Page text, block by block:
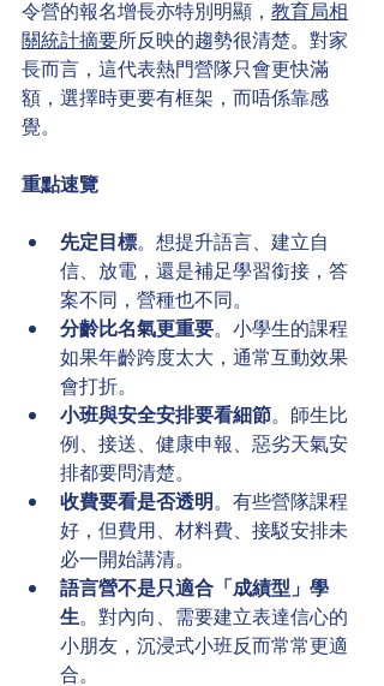
令營的報名增長亦特別明顯， 教育局相
關統計摘要所反映的趨勢很清楚。對家
長而言，這代表熱門營隊只會更快滿
額，選擇時更要有框架，而唔係靠感
覺。
重點速覽
先定目標。想提升語言、建立自
信、放電，還是補足學習銜接，答
案不同，營種也不同。
分齡比名氣更重要。小學生的課程
如果年齡跨度太大，通常互動效果
會打折。
小班與安全安排要看細節。師生比
例、接送、健康申報、惡劣天氣安
排都要問清楚。
收費要看是否透明。有些營隊課程
好，但費用、材料費、接駁安排未
必一開始講清。
語言營不是只適合「成績型」學
生。對內向、需要建立表達信心的
小朋友，沉浸式小班反而常常更適
合。